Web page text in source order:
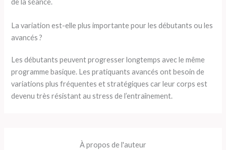
de la séance.
La variation est-elle plus importante pour les débutants ou les
avancés ?
Les débutants peuvent progresser longtemps avec le même
programme basique. Les pratiquants avancés ont besoin de
variations plus fréquentes et stratégiques car leur corps est
devenu très résistant au stress de l’entraînement.
À propos de l'auteur